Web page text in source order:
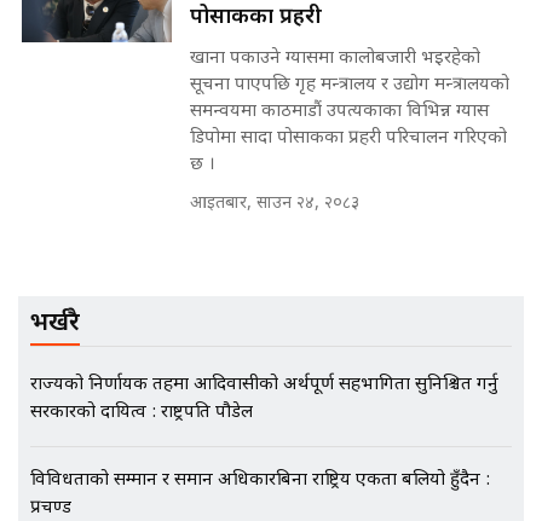
मृतकका परिवारप्रति मेडिकल काउन्सीलको
बदनियत ! न्याय खोज्दै भौतारिदै सुवास
|| THE REPORTER ||
भिजिट भिसामा गृह मन्त्रालयकै सेटिङः१
अर्ब बढी घुस!|| SIDHAKURA ||
पोसाकका प्रहरी
खाना पकाउने ग्यासमा कालोबजारी भइरहेको
सूचना पाएपछि गृह मन्त्रालय र उद्योग मन्त्रालयको
समन्वयमा काठमाडौं उपत्यकाका विभिन्न ग्यास
डिपोमा सादा पोसाकका प्रहरी परिचालन गरिएको
छ ।
आइतबार, साउन २४, २०८३
भर्खरै
राज्यको निर्णायक तहमा आदिवासीको अर्थपूर्ण सहभागिता सुनिश्चित गर्नु
सरकारको दायित्व : राष्ट्रपति पौडेल
विविधताको सम्मान र समान अधिकारबिना राष्ट्रिय एकता बलियो हुँदैन :
प्रचण्ड